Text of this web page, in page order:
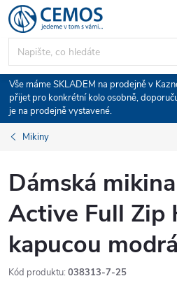
Přejít
na
obsah
Vše máme SKLADEM na prodejně v
přijet pro konkrétní kolo osobně,
je na prodejně vystavené.
Mikiny
Dámská
Active Full Zip
kapucou modrá
Kód produktu: 038313-7-25